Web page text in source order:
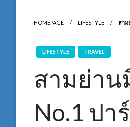
HOMEPAGE LIFESTYLE สาม
LIFESTYLE TRAVEL
สามย่าน
No.1 ปา